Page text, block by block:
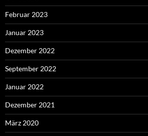
Februar 2023
Januar 2023
Dezember 2022
September 2022
Januar 2022
Dezember 2021
März 2020